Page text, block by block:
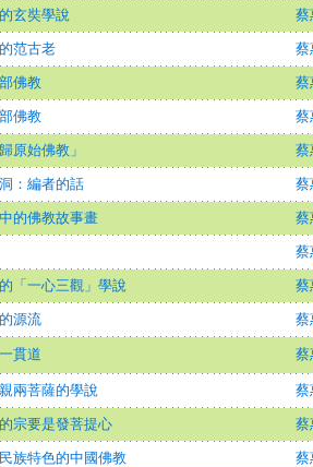
玄奘學說 蔡
范古老 蔡
佛教 蔡
佛教 蔡
原始佛教」 蔡
：編者的話 蔡
的佛教故事畫 蔡
蔡
「一心三觀」學說 蔡
源流 蔡
貫道 蔡
兩菩薩的學說 蔡
宗要是發菩提心 蔡
族特色的中國佛教 蔡